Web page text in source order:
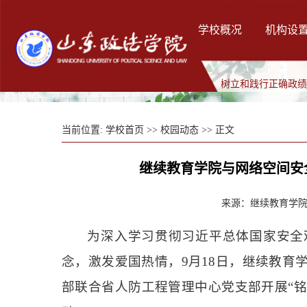
学校概况 机构设
树立和践行正确政
当前位置: 学校首页 >> 校园动态 >> 正文
继续教育学院与网络空间
来源：继续教育学
为深入学习贯彻习近平总体国家安
念，激发爱国热情，9月18日，继续教育
部联合省人防工程管理中心党支部开展“